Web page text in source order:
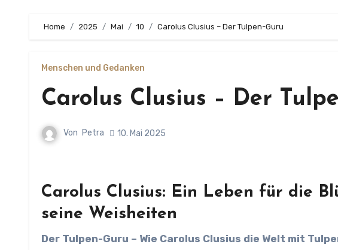
Home 2025 Mai 10 Carolus Clusius – Der Tulpen-Guru
Menschen und Gedanken
Carolus Clusius – Der
Von Petra 10. Mai 2025
Carolus Clusius: Ein Leben für die
seine Weisheiten
Der Tulpen-Guru – Wie Carolus Clusius die Welt mit